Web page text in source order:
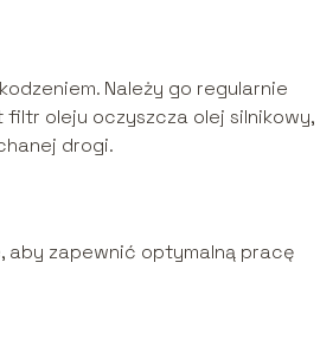
Należy go regularnie
oleju oczyszcza olej silnikowy,
drogi.
aby zapewnić optymalną pracę